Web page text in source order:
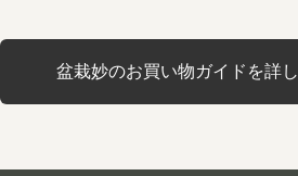
盆栽妙のお買い物ガイドを詳